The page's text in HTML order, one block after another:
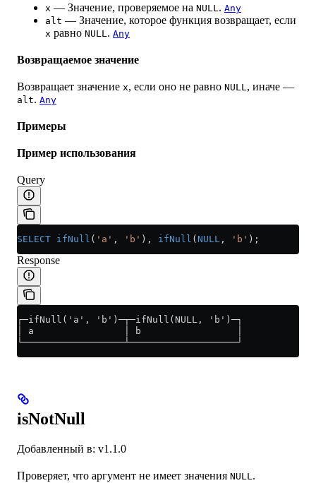
x — Значение, проверяемое на NULL. Any
alt — Значение, которое функция возвращает, если
x равно NULL. Any
Возвращаемое значение
Возвращает значение x, если оно не равно NULL, иначе —
alt. Any
Примеры
Пример использования
Query
SELECT ifNull ( 'a' , 'b' ), ifNull ( NULL , 'b' );
Response
┌─ifNull('a', 'b')─┬─ifNull(NULL, 'b')─┐
│ a                │ b                 │
└──────────────────┴───────────────────┘
isNotNull
Добавленный в: v1.1.0
Проверяет, что аргумент не имеет значения NULL.